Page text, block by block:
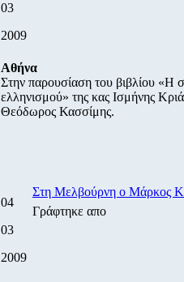
03
2009
Αθήνα
Στην παρουσίαση του βιβλίου «Η
ελληνισμού» της κας Ισμήνης
Θεόδωρος Κασσίμης.
04
03
2009
Στη Μελβούρνη ο Μάρκος
Γράφτηκε απο